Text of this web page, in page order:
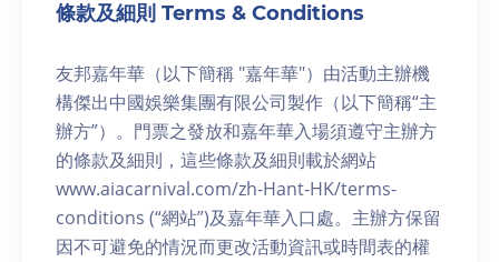
條款及細則 Terms & Conditions
友邦嘉年華（以下簡稱 "嘉年華"）由活動主辦機
構傑出中國娛樂集團有限公司製作（以下簡稱“主
辦方”）。門票之發放和嘉年華入場須遵守主辦方
的條款及細則，這些條款及細則載於網站
www.aiacarnival.com/zh-Hant-HK/terms-
conditions (“網站”)及嘉年華入口處。主辦方保留
因不可避免的情況而更改活動資訊或時間表的權